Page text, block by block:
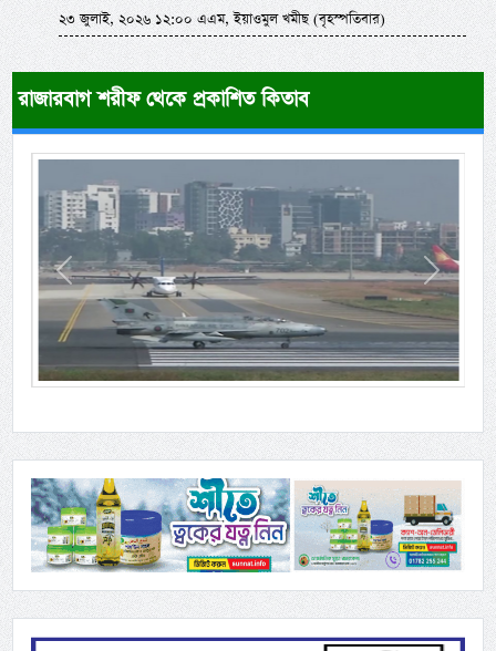
২৩ জুলাই, ২০২৬ ১২:০০ এএম, ইয়াওমুল খমীছ (বৃহস্পতিবার)
রাজারবাগ শরীফ থেকে প্রকাশিত কিতাব
Previous Next